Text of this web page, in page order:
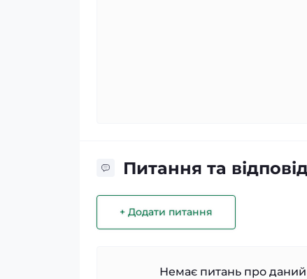
Питання та
+ Додати питання
Немає питань про даний